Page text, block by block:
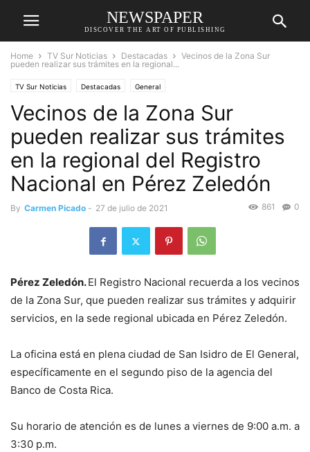
NEWSPAPER
DISCOVER THE ART OF PUBLISHING
Home TV Sur Noticias Destacadas
Vecinos de la Zona Sur
pueden realizar sus trámites en la regional...
TV Sur Noticias Destacadas General
Vecinos de la Zona Sur
pueden realizar sus trámites
en la regional del Registro
Nacional en Pérez Zeledón
By Carmen Picado - 27 de julio de 2021 0
861
Pérez Zeledón.El Registro Nacional recuerda a los vecinos
de la Zona Sur, que pueden realizar sus trámites y adquirir
servicios, en la sede regional ubicada en Pérez Zeledón.
La oficina está en plena ciudad de San Isidro de El General,
específicamente en el segundo piso de la agencia del
Banco de Costa Rica.
Su horario de atención es de lunes a viernes de 9:00 a.m. a
3:30 p.m.